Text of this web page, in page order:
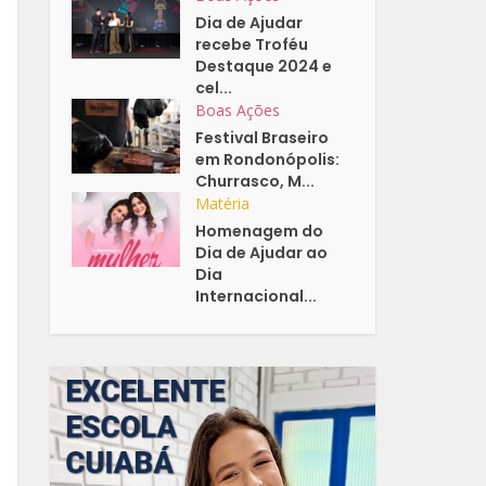
Dia de Ajudar
recebe Troféu
Destaque 2024 e
cel...
Boas Ações
Festival Braseiro
em Rondonópolis:
Churrasco, M...
Matéria
Homenagem do
Dia de Ajudar ao
Dia
Internacional...